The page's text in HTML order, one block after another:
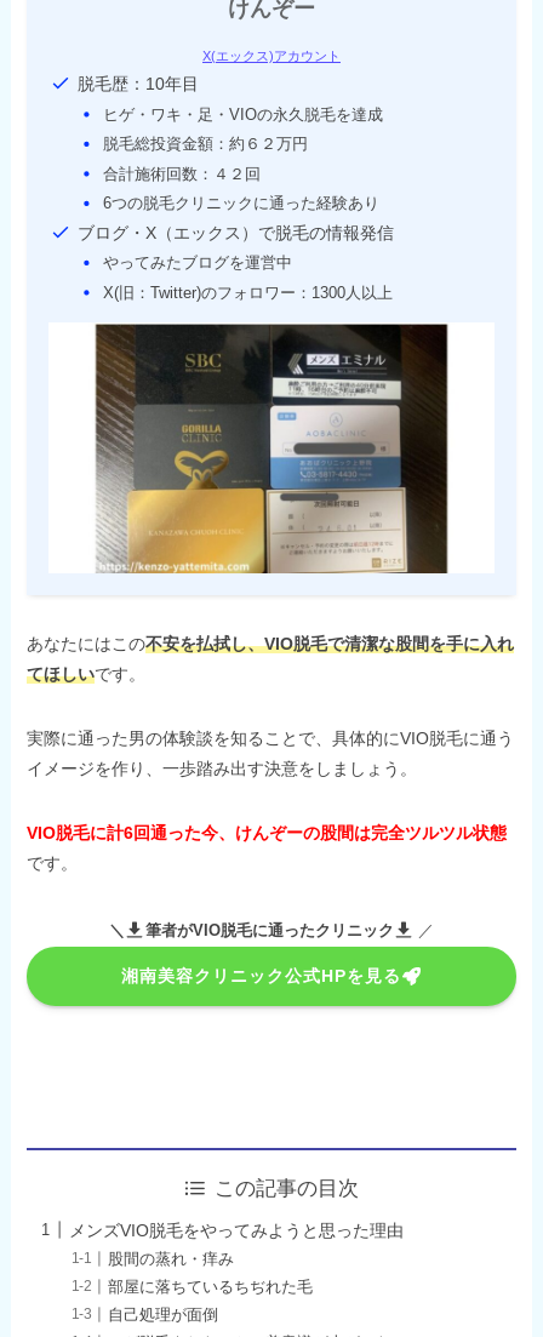
けんぞー
X(エックス)アカウント
脱毛歴：10年目
ヒゲ・ワキ・足・VIOの永久脱毛を達成
脱毛総投資金額：約６２万円
合計施術回数：４２回
6つの脱毛クリニックに通った経験あり
ブログ・X（エックス）で脱毛の情報発信
やってみたブログを運営中
X(旧：Twitter)のフォロワー：1300人以上
あなたにはこの不安を払拭し、VIO脱毛で清潔な股間を手に入れ
てほしいです。
実際に通った男の体験談を知ることで、具体的にVIO脱毛に通う
イメージを作り、一歩踏み出す決意をしましょう。
VIO脱毛に計6回通った今、けんぞーの股間は完全ツルツル状態
です。
＼ 筆者がVIO脱毛に通ったクリニック ／
湘南美容クリニック公式HPを見る
この記事の目次
メンズVIO脱毛をやってみようと思った理由
股間の蒸れ・痒み
部屋に落ちているちぢれた毛
自己処理が面倒